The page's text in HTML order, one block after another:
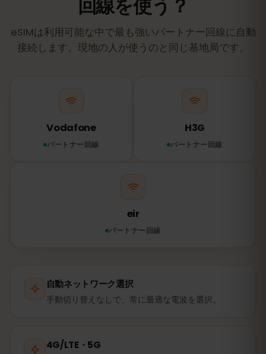
回線を使う？
eSIMは利用可能な中で最も強いパートナー回線に自動
接続します。現地の人が使うのと同じ基地局です。
Vodafone
パートナー回線
H3G
パートナー回線
eir
パートナー回線
自動ネットワーク選択
手動切り替えなしで、常に最適な電波を選択。
4G/LTE・5G